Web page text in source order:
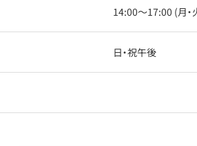
14:00〜17:00 (月・
日・祝午後